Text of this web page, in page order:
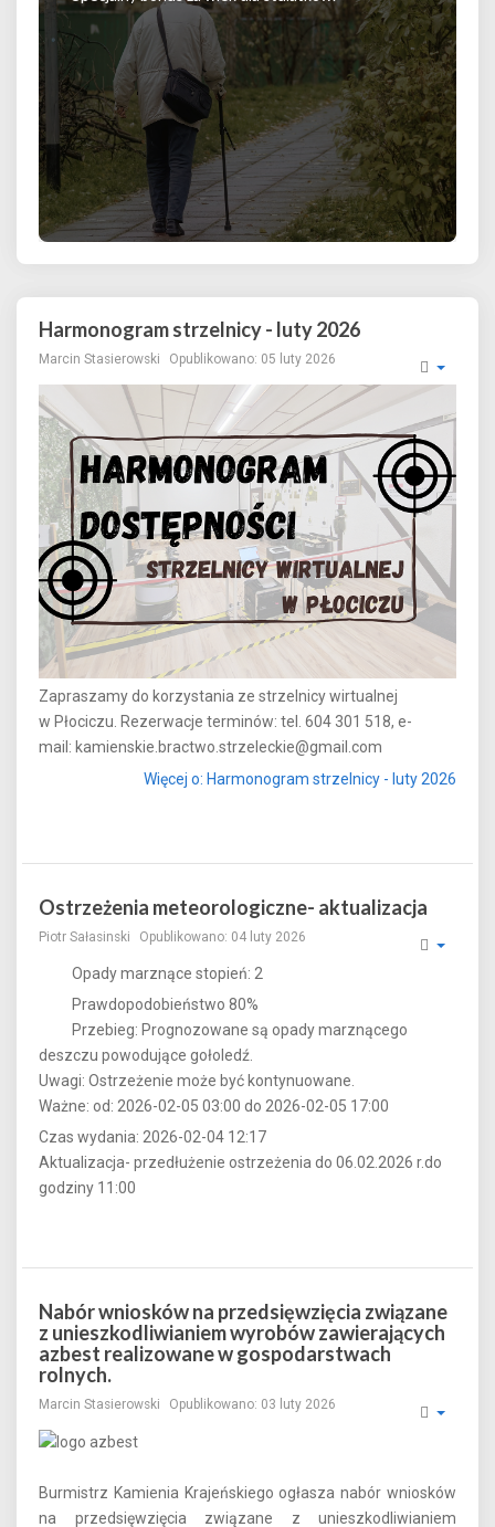
Harmonogram strzelnicy - luty 2026
Marcin Stasierowski Opublikowano: 05 luty 2026
Zapraszamy do korzystania ze strzelnicy wirtualnej
w Płociczu. Rezerwacje terminów: tel. 604 301 518, e-
mail: kamienskie.bractwo.strzeleckie@gmail.com
Więcej o: Harmonogram strzelnicy - luty 2026
Ostrzeżenia meteorologiczne- aktualizacja
Piotr Sałasinski Opublikowano: 04 luty 2026
Opady marznące stopień: 2
Prawdopodobieństwo 80%
Przebieg: Prognozowane są opady marznącego
deszczu powodujące gołoledź.
Uwagi: Ostrzeżenie może być kontynuowane.
Ważne: od: 2026-02-05 03:00 do 2026-02-05 17:00
Czas wydania: 2026-02-04 12:17
Aktualizacja- przedłużenie ostrzeżenia do 06.02.2026 r.do
godziny 11:00
Nabór wniosków na przedsięwzięcia związane
z unieszkodliwianiem wyrobów zawierających
azbest realizowane w gospodarstwach
rolnych.
Marcin Stasierowski Opublikowano: 03 luty 2026
Burmistrz Kamienia Krajeńskiego ogłasza nabór wniosków
na przedsięwzięcia związane z unieszkodliwianiem